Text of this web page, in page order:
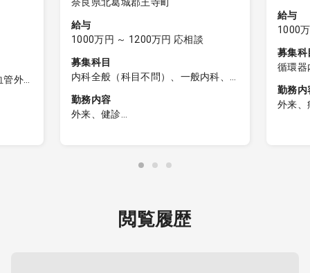
管外
給与
1000万円 ～ 1200万円 応相談
募集科目
内科全般（科目不問）、一般内科、
勤務内容
外来、健診
・診察数：20名程度／日
給与
1000
募集科
循環器
勤務内
外来、
閲覧履歴